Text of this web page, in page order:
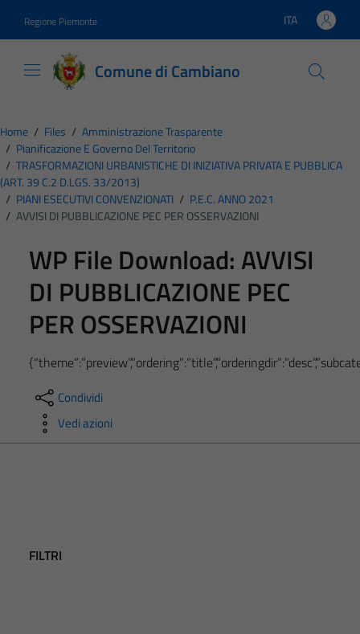
Regione Piemonte Lingua attiva:
ITA
Comune di Cambiano
Home / Files / Amministrazione Trasparente
/ Pianificazione E Governo Del Territorio
/ TRASFORMAZIONI URBANISTICHE DI INIZIATIVA PRIVATA E PUBBLICA
(ART. 39 C.2 D.LGS. 33/2013)
/ PIANI ESECUTIVI CONVENZIONATI / P.E.C. ANNO 2021
/ AVVISI DI PUBBLICAZIONE PEC PER OSSERVAZIONI
WP File Download: AVVISI
DI PUBBLICAZIONE PEC
PER OSSERVAZIONI
Condividi
Vedi azioni
FILTRI